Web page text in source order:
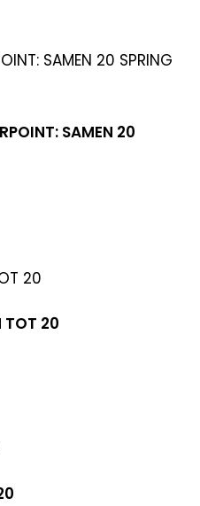
SAMEN 20
TOT 20